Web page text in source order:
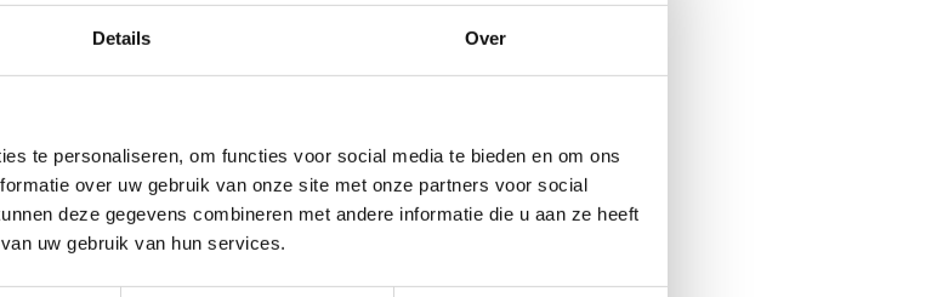
Details Over
te personaliseren, om functies voor social media te bieden en om ons
over uw gebruik van onze site met onze partners voor social
deze gegevens combineren met andere informatie die u aan ze heeft
uw gebruik van hun services.
wandeltochten te maken.
auto een dagje op uit te trekken en een
groepsreis gaat of een individuele
door onderstaande voorbeelden en ontdek de